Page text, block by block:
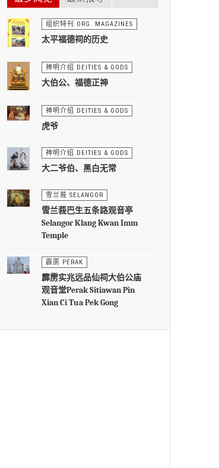
组织特刊 ORG. MAGAZINES
太平福德祠的历史
神明介绍 DEITIES & GODS
大伯公、福德正神
神明介绍 DEITIES & GODS
虎爷
神明介绍 DEITIES & GODS
大二爷伯、黑白无常
雪兰莪 SELANGOR
雪兰莪巴生五条路观音亭
Selangor Klang Kwan Imm
Temple
霹雳 PERAK
霹雳实兆远品仙祠大伯公庙
观音堂Perak Sitiawan Pin
Xian Ci Tua Pek Gong